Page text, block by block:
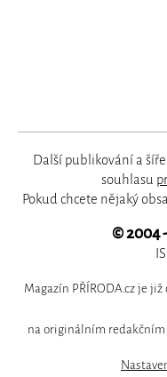
Další publikování a
souhlasu
Pokud chcete nějaký
© 2004
Magazín PŘÍRODA.cz je
na originálním